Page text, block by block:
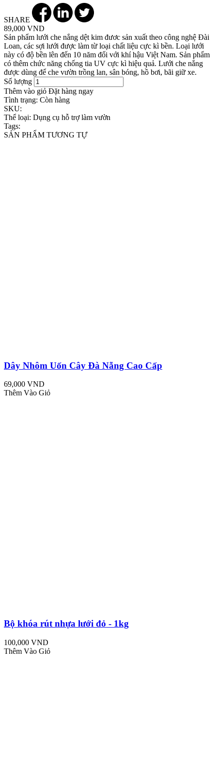
SHARE
89,000 VND
Sản phẩm lưới che nắng dệt kim đươc sản xuất theo công nghệ Đài
Loan, các sợi lưới được làm từ loại chất liệu cực kì bền. Loại lưới
này có độ bền lên đến 10 năm đối với khí hậu Việt Nam. Sản phẩm
có thêm chức năng chống tia UV cực kì hiệu quả. Lưới che nắng
được dùng để che vườn trồng lan, sân bóng, hồ bơi, bãi giữ xe.
Số lượng
Thêm vào giỏ Đặt hàng ngay
Tình trạng: Còn hàng
SKU:
Thể loại: Dụng cụ hỗ trợ làm vườn
Tags:
SẢN PHẨM TƯƠNG TỰ
Dây Nhôm Uốn Cây Đà Nẵng Cao Cấp
69,000 VND
Thêm Vào Giỏ
Bộ khóa rút nhựa lưới đỏ - 1kg
100,000 VND
Thêm Vào Giỏ